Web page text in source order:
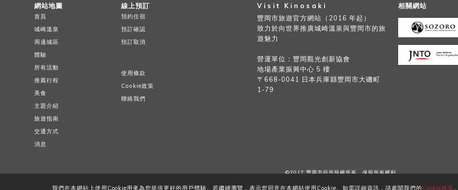
我們在本網站上使用Cookie用來為您提供更好的用戶體驗。若繼續瀏覽，表示您同意在本網站使用Cookie。如需詳細資訊，請參閱我們的 Cookie政策
網站地圖
首頁
城崎溫泉
周邊城區
體驗
所有活動
推薦行程
美食
主題介紹
旅遊指南
交通方式
消息
線上預訂
預約住宿
預訂確認
預訂取消
使用條款
Cookie政策
聯絡我們
Visit Kinosaki
豐岡市旅遊官方網站（2016 年起）
致力於向世界推廣城崎溫泉與豐岡市的旅
遊魅力
營運單位：豐岡觀光創新協會
地場產業振興中心 5 樓
〒668-0041 日本兵庫縣豐岡市大磯町
1-79
相關網站
©2017 豐岡市役所版權所有。保留所有權利。